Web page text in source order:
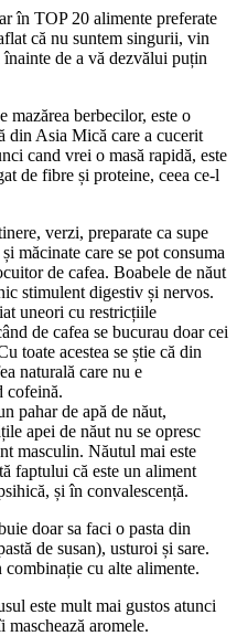
în TOP 20 alimente preferate
că nu suntem singurii, vin
de a vă dezvălui puțin
mazărea berbecilor, este o
din Asia Mică care a cucerit
cand vrei o masă rapidă, este
de fibre și proteine, ceea ce-l
verzi, preparate ca supe
măcinate care se pot consuma
de cafea. Boabele de năut
stimulent digestiv și nervos.
uneori cu restricțiile
de cafea se bucurau doar cei
toate acestea se știe că din
naturală care nu e
cofeină.
pahar de apă de năut,
apei de năut nu se opresc
masculin. Năutul mai este
faptului că este un aliment
și în convalescență.
doar sa faci o pasta din
de susan), usturoi și sare.
cu alte alimente.
este mult mai gustos atunci
aromele.